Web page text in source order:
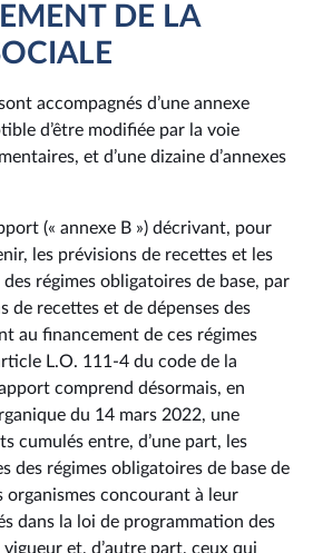
DE LA
accompagnés d’une annexe
d’être modifiée par la voie
et d’une dizaine d’annexes
(« annexe B ») décrivant, pour
les prévisions de recettes et les
régimes obligatoires de base, par
de recettes et de dépenses des
au financement de ces régimes
L.O. 111-4 du code de la
comprend désormais, en
du 14 mars 2022, une
cumulés entre, d’une part, les
des régimes obligatoires de base de
organismes concourant à leur
dans la loi de programmation des
et, d’autre part, ceux qui